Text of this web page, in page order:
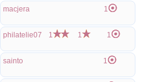
macjera 1
philatelie07 1 1 1
sainto 1